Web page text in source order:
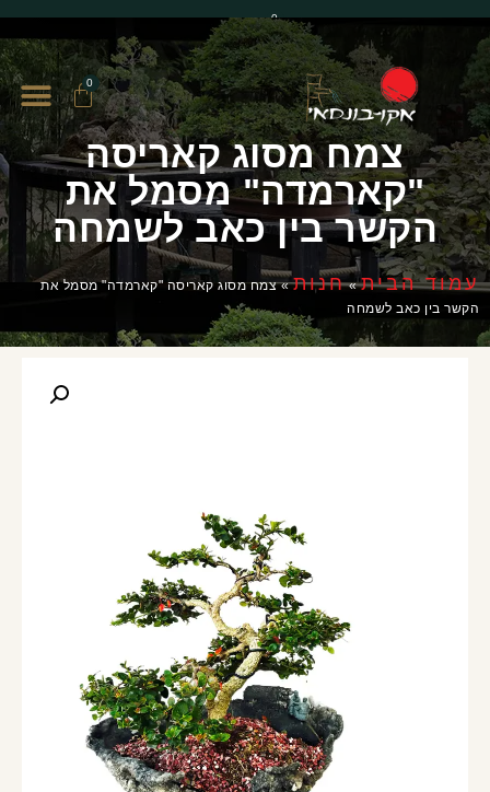
0
0
צמח מסוג קאריסה
"קארמדה" מסמל את
הקשר בין כאב לשמחה
עמוד הבית»חנות»צמח מסוג קאריסה "קארמדה" מסמל את
הקשר בין כאב לשמחה